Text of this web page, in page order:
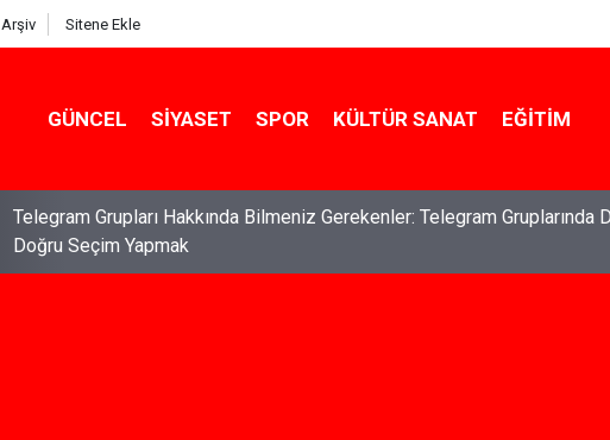
Arşiv Sitene Ekle
GÜNCEL SIYASET SPOR KÜLTÜR SANAT EĞITIM
İş Davaları: Haklarınızı Bilmek ve Koruma Altına Almak